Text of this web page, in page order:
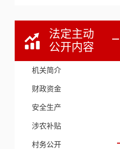
法定主动
公开内容
机关简介
财政资金
安全生产
涉农补贴
村务公开